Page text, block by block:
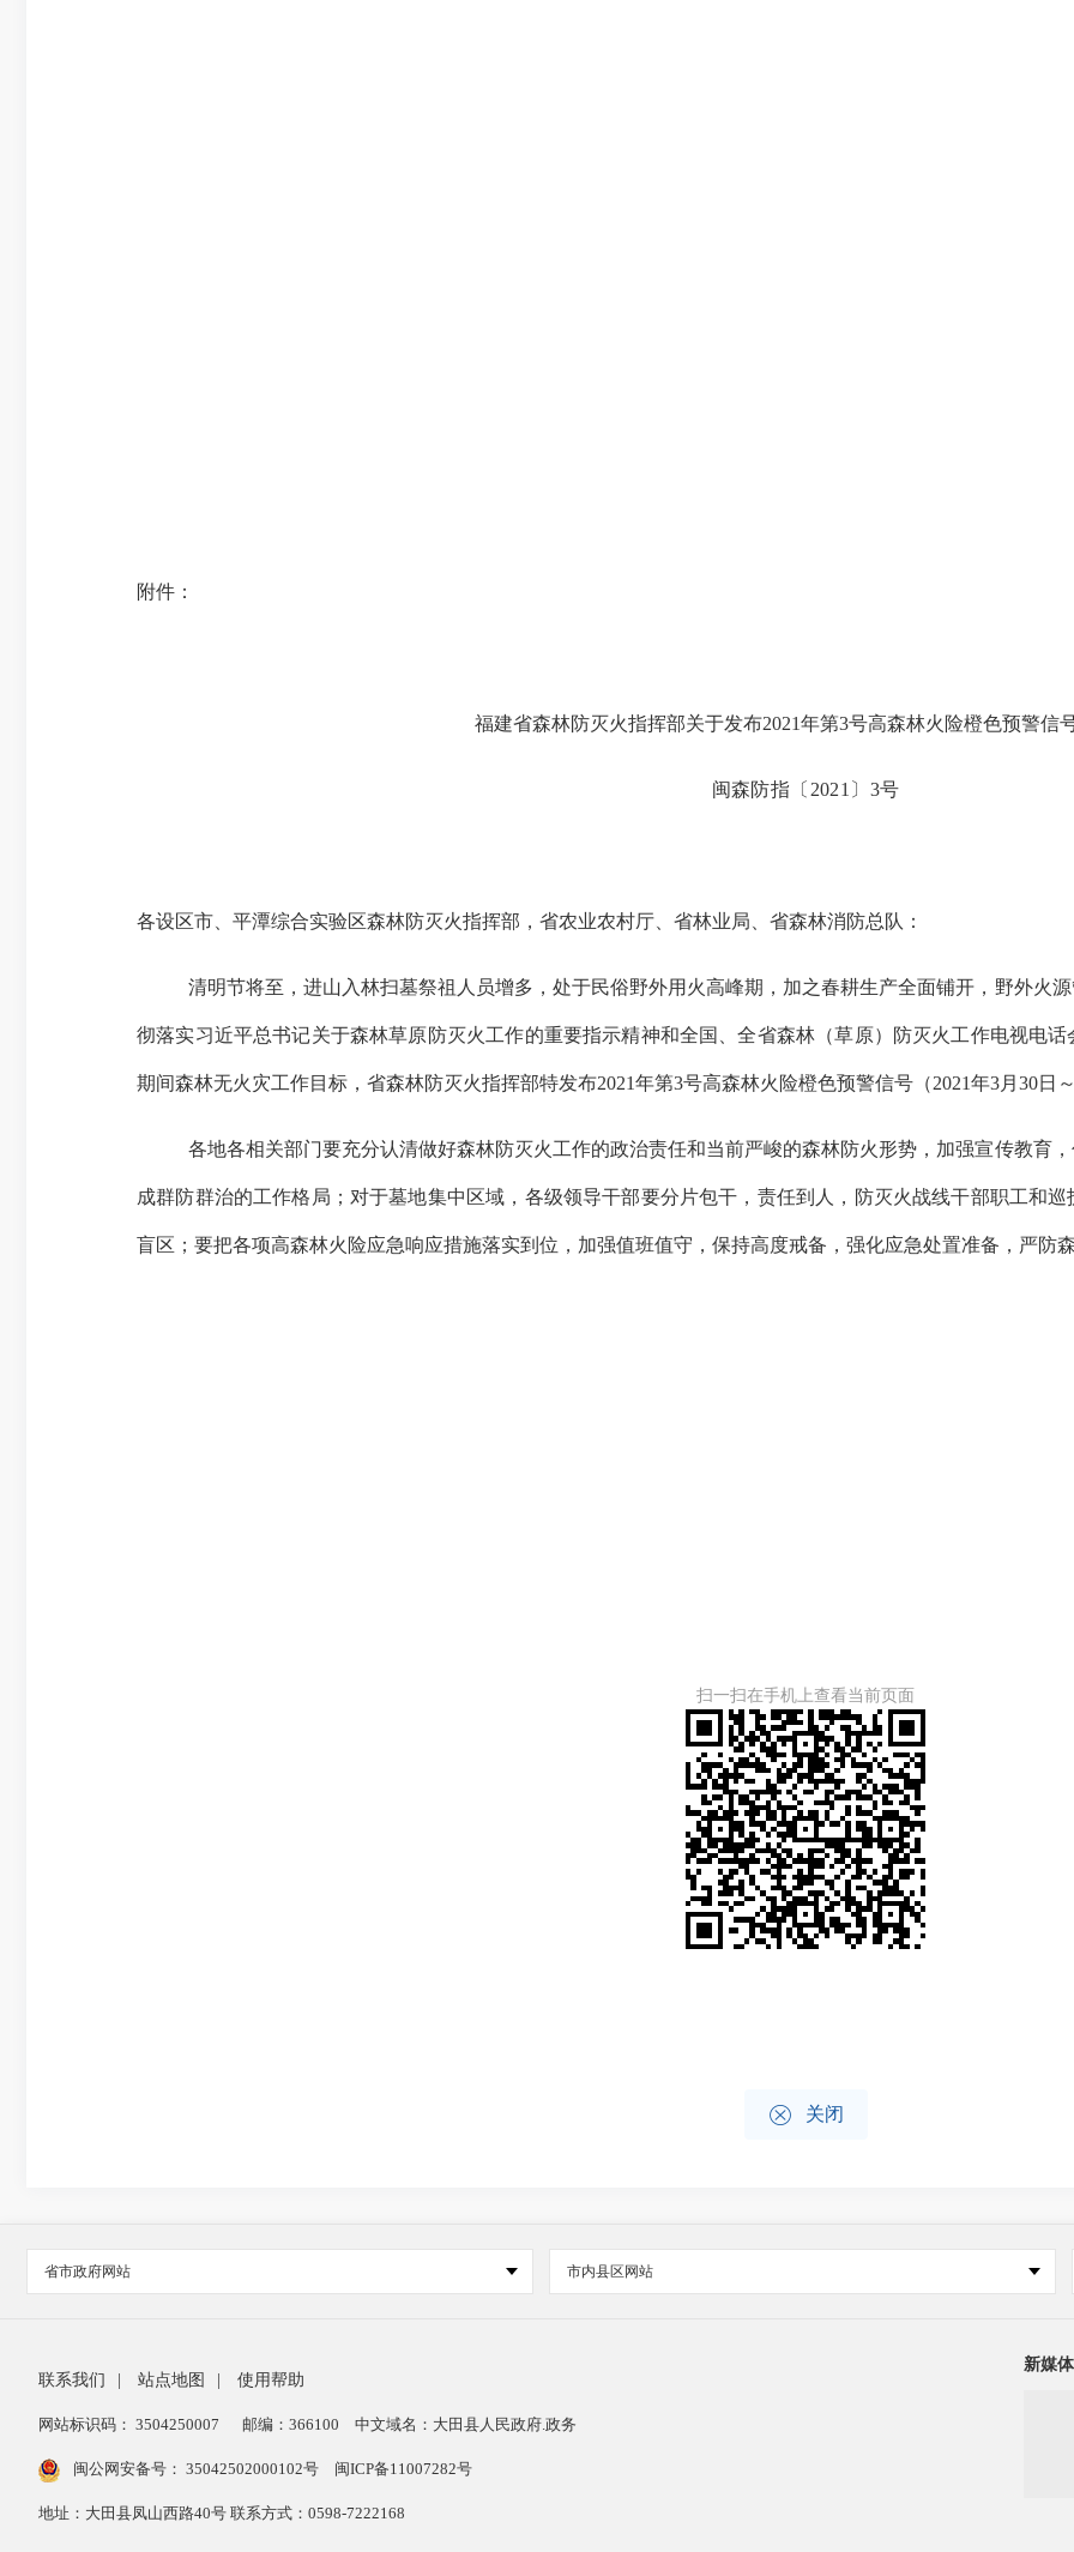
附件：
福建省森林防灭火指挥部关于发布2021年第3号高森林火险橙色预警信
闽森防指〔 2021〕3号
各设区市、平潭综合实验区森林防灭火指挥部，省农业农村厅、省林业局、省森林消防总队：
清明节将至，进山入林扫墓祭祖人员增多，处于民俗野外用火高峰期，加之春耕生产全面铺开，野外火
彻落实习近平总书记关于森林草原防灭火工作的重要指示精神和全国、全省森林（草原）防灭火工作电视电
期间森林无火灾工作目标，省森林防灭火指挥部特发布2021年第3号高森林火险橙色预警信号（2021年3月30日
各地各相关部门要充分认清做好森林防灭火工作的政治责任和当前严峻的森林防火形势，加强宣传教育
成群防群治的工作格局；对于墓地集中区域，各级领导干部要分片包干，责任到人，防灭火战线干部职工和
盲区；要把各项高森林火险应急响应措施落实到位，加强值班值守，保持高度戒备，强化应急处置准备，严防
扫一扫在手机上查看当前页面
 关闭
省市政府网站 市内县区网站
联系我们 站点地图 使用帮助
网站标识码： 3504250007 邮编：366100 中文域名：大田县人民政府.政务
闽公网安备号： 35042502000102号 闽ICP备11007282号
地址：大田县凤山西路40号 联系方式：0598-7222168
新媒